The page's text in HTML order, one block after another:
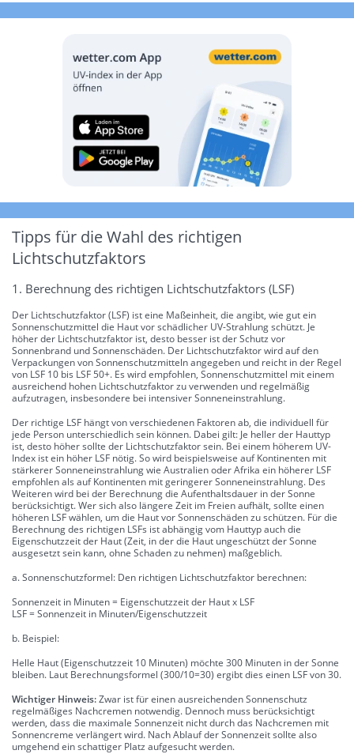
Tipps für die Wahl des richtigen
Lichtschutzfaktors
1. Berechnung des richtigen Lichtschutzfaktors (LSF)
Der Lichtschutzfaktor (LSF) ist eine Maßeinheit, die angibt, wie gut ein
Sonnenschutzmittel die Haut vor schädlicher UV-Strahlung schützt. Je
höher der Lichtschutzfaktor ist, desto besser ist der Schutz vor
Sonnenbrand und Sonnenschäden. Der Lichtschutzfaktor wird auf den
Verpackungen von Sonnenschutzmitteln angegeben und reicht in der Regel
von LSF 10 bis LSF 50+. Es wird empfohlen, Sonnenschutzmittel mit einem
ausreichend hohen Lichtschutzfaktor zu verwenden und regelmäßig
aufzutragen, insbesondere bei intensiver Sonneneinstrahlung.
Der richtige LSF hängt von verschiedenen Faktoren ab, die individuell für
jede Person unterschiedlich sein können. Dabei gilt: Je heller der Hauttyp
ist, desto höher sollte der Lichtschutzfaktor sein. Bei einem höherem UV-
Index ist ein höher LSF nötig. So wird beispielsweise auf Kontinenten mit
stärkerer Sonneneinstrahlung wie Australien oder Afrika ein höherer LSF
empfohlen als auf Kontinenten mit geringerer Sonneneinstrahlung. Des
Weiteren wird bei der Berechnung die Aufenthaltsdauer in der Sonne
berücksichtigt. Wer sich also längere Zeit im Freien aufhält, sollte einen
höheren LSF wählen, um die Haut vor Sonnenschäden zu schützen. Für die
Berechnung des richtigen LSFs ist abhängig vom Hauttyp auch die
Eigenschutzzeit der Haut (Zeit, in der die Haut ungeschützt der Sonne
ausgesetzt sein kann, ohne Schaden zu nehmen) maßgeblich.
a. Sonnenschutzformel: Den richtigen Lichtschutzfaktor berechnen:
Sonnenzeit in Minuten = Eigenschutzzeit der Haut x LSF
LSF = Sonnenzeit in Minuten/Eigenschutzzeit
b. Beispiel:
Helle Haut (Eigenschutzzeit 10 Minuten) möchte 300 Minuten in der Sonne
bleiben. Laut Berechnungsformel (300/10=30) ergibt dies einen LSF von 30.
Wichtiger Hinweis:Zwar ist für einen ausreichenden Sonnenschutz
regelmäßiges Nachcremen notwendig. Dennoch muss berücksichtigt
werden, dass die maximale Sonnenzeit nicht durch das Nachcremen mit
Sonnencreme verlängert wird. Nach Ablauf der Sonnenzeit sollte also
umgehend ein schattiger Platz aufgesucht werden.